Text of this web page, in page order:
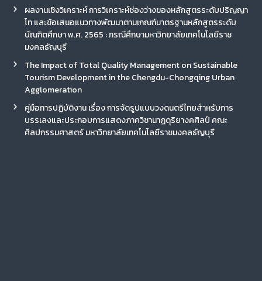
ผลงานเชิงวิเคราะห์ การวิเคราะห์ช่องว่างของหลักสูตรระดับปริญญา
โท และข้อเสนอแนวทางพัฒนาตามเกณฑ์มาตรฐานหลักสูตรระดับ
บัณฑิตศึกษา พ.ศ. 2565 : กรณีศึกษามหาวิทยาลัยเทคโนโลยีราช
มงคลธัญบุรี
The Impact of Total Quality Management on Sustainable
Tourism Development in the Chengdu-Chongqing Urban
Agglomeration
คู่มือการปฏิบัติงาน เรื่อง การจัดรูปแบบวงดนตรีไทยสำหรับการ
บรรเลงและประกอบการแสดงภาควิชานาฏดุริยางคศิลป์ คณะ
ศิลปกรรมศาสตร์ มหาวิทยาลัยเทคโนโลยีราชมงคลธัญบุรี